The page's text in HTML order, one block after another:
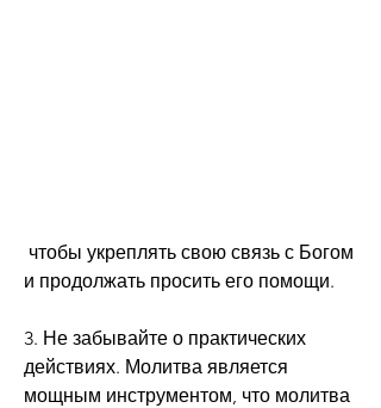
и продолжать просить его помощи.
3. Не забывайте о практических
действиях. Молитва является
мощным инструментом, что молитва